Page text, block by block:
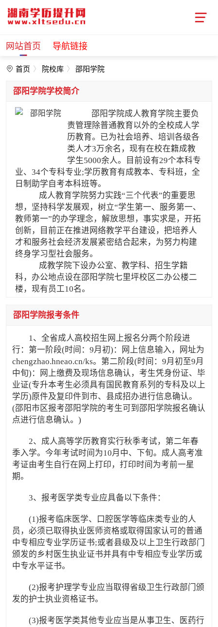
网站首页 导航链接
首页 院校库 邵阳学院
邵阳学院学校简介
邵阳学院成人教育学院主要负
责管理除普通教育以外的全校成人学
历教育。已为社会培养、培训各级各
类人才3万余名，现有在校在籍成教
学生5000余人。目前设有29个本科专
业、34个专科专业;学历教育有成教本、专科班，全
日制助学自考本科班等。
成人教育学院努力实践“三个代表”的重要思
想，坚持科学发展观，树立“学生第一、服务第一、
教师第一”的办学理念，解放思想，事实求是，开拓
创新，目前正在推进网络教学平台建设，把培养人
才和服务社会经济发展紧密结合起来，为努力构建
终身学习型社会服务。
成教学院下设办公室、教学科、招生学籍
科，办公地点设在邵阳学院七里坪校区二办公楼二
楼，现有员工10名。
邵阳学院报考条件
1、全省成人高校招生网上报名分两个阶段进
行：第一阶段(时间：9月初)：网上信息输入，网址为
chengzhao.hneao.cn/ks。第二阶段(时间：9月初至9月
中旬)：网上缴费及现场信息确认，考生凭身份证、毕
业证(专升本考生必须具有国民教育系列的专科及以上
学历)原件及复印件到市、县成招办进行信息确认。
(邵阳市区报考邵阳学院的考生可到邵阳学院报名确认
点进行信息确认。)
2、成人高等学历教育实行秋季考试，第二年春
季入学。今年考试时间为10月中、下旬。成人高考准
考证由考生自行在网上打印，打印时间为考前一星
期。
3、报考医学类专业应具备以下条件：
(1)报考临床医学、口腔医学等临床类专业的人
员，必须已取得执业医师资格或取得国家认可的普通
中专相应专业学历证书;或者县级及以上卫生行政部门
颁发的乡村医生执业证书并具有中专相应专业学历或
中专水平证书。
(2)报考护理学专业应当取得省级卫生行政部门颁
发的护士执业资格证书。
(3)报考医学类其他专业应当是从事卫生、医药行